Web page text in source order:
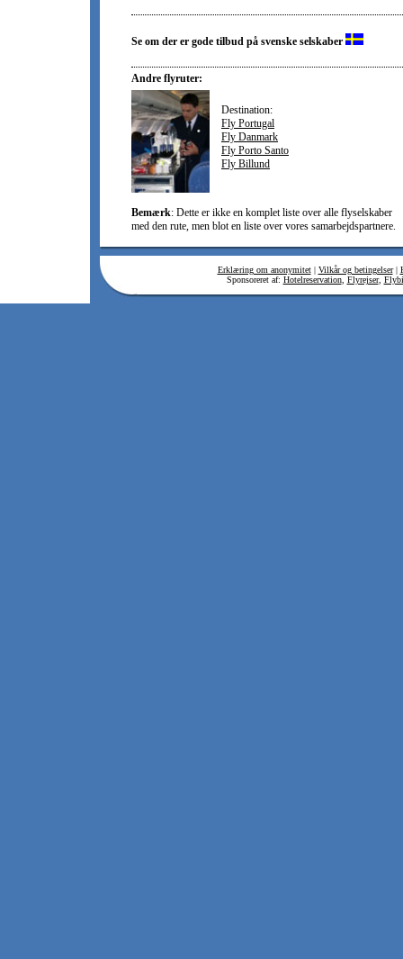
Se om der er gode tilbud på svenske selskaber
Andre flyruter:
Destination:
Fly Portugal
Fly Danmark
Fly Porto Santo
Fly Billund
Bemærk: Dette er ikke en komplet liste over alle flyselskaber
med den rute, men blot en liste over vores samarbejdspartnere.
Erklæring om anonymitet| Vilkår og betingelser|
Sponsoreret af: Hotelreservation, Flyrejser,